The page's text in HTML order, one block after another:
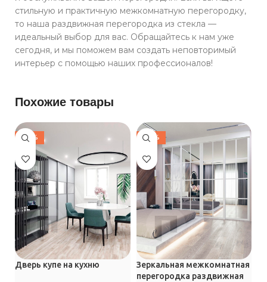
стильную и практичную межкомнатную перегородку,
то наша раздвижная перегородка из стекла —
идеальный выбор для вас. Обращайтесь к нам уже
сегодня, и мы поможем вам создать неповторимый
интерьер с помощью наших профессионалов!
Похожие товары
-30%
Дверь купе на кухню
-30%
Зеркальная межкомнатная
перегородка раздвижная